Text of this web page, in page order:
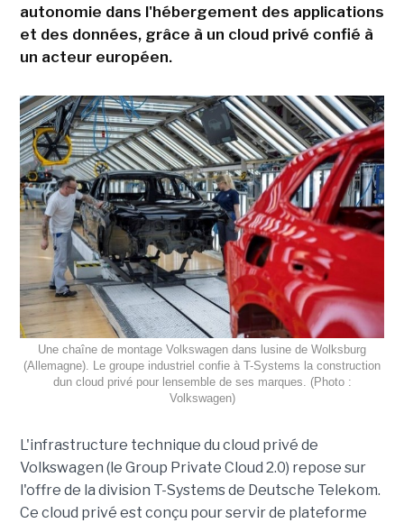
autonomie dans l'hébergement des applications
et des données, grâce à un cloud privé confié à
un acteur européen.
Une chaîne de montage Volkswagen dans lusine de Wolksburg
(Allemagne). Le groupe industriel confie à T-Systems la construction
dun cloud privé pour lensemble de ses marques. (Photo :
Volkswagen)
L'infrastructure technique du cloud privé de
Volkswagen (le Group Private Cloud 2.0) repose sur
l'offre de la division T-Systems de Deutsche Telekom.
Ce cloud privé est conçu pour servir de plateforme